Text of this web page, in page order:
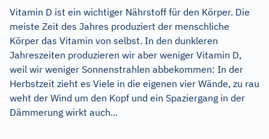
Vitamin D ist ein wichtiger Nährstoff für den Körper. Die
meiste Zeit des Jahres produziert der menschliche
Körper das Vitamin von selbst. In den dunkleren
Jahreszeiten produzieren wir aber weniger Vitamin D,
weil wir weniger Sonnenstrahlen abbekommen: In der
Herbstzeit zieht es Viele in die eigenen vier Wände, zu rau
weht der Wind um den Kopf und ein Spaziergang in der
Dämmerung wirkt auch...